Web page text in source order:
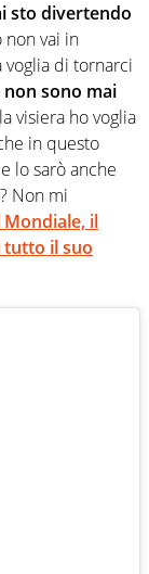
sto divertendo
non vai in
di tornarci
non sono mai
visiera ho voglia
in questo
e lo sarò anche
Non mi
il
tutto il suo